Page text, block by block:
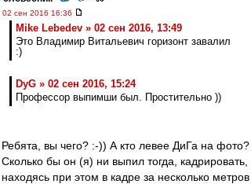
02 сен 2016 16:36
Mike Lebedev » 02 сен 2016, 13:49
Это Владимир Витальевич горизонт завалил
:)
DyG » 02 сен 2016, 15:24
Профессор выпимши был. Простительно ))
Ребята, вы чего? :-)) А кто левее ДиГа на фото?
Сколько бы он (я) ни выпил тогда, кадрировать,
находясь при этом в кадре за несколько метров